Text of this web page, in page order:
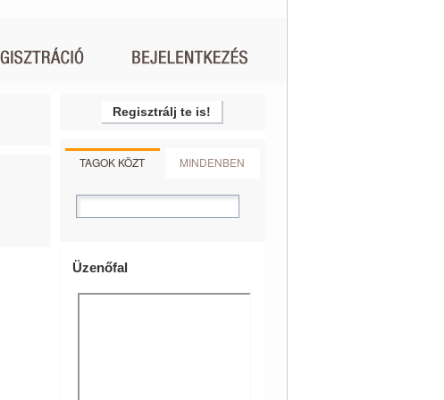
Regisztrálj te is!
TAGOK KÖZT MINDENBEN
Üzenőfal